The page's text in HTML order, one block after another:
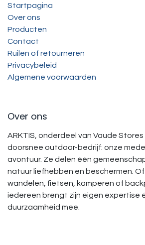
Startpagina
Over ons
Producten
Contact
Ruilen of retourneren
Privacybeleid
Algemene voorwaarden
Over ons
ARKTIS, onderdeel van Vaude Stores
doorsnee outdoor-bedrijf: onze
avontuur. Ze delen één
natuur liefhebben en beschermen.
wandelen, fietsen, kamperen of
iedereen brengt zijn eigen expertise
duurzaamheid mee.